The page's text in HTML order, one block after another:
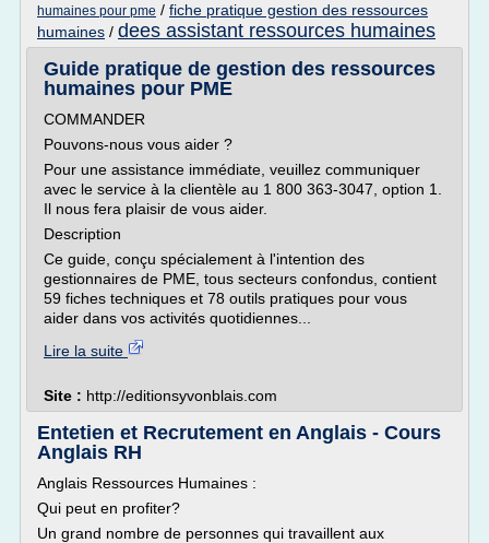
humaines pour pme / fiche pratique gestion des ressources
humaines / dees assistant ressources humaines
Guide pratique de gestion des ressources
humaines pour PME
COMMANDER
Pouvons-nous vous aider ?
Pour une assistance immédiate, veuillez communiquer
avec le service à la clientèle au 1 800 363-3047, option 1.
Il nous fera plaisir de vous aider.
Description
Ce guide, conçu spécialement à l'intention des
gestionnaires de PME, tous secteurs confondus, contient
59 fiches techniques et 78 outils pratiques pour vous
aider dans vos activités quotidiennes...
Lire la suite
Site : http://editionsyvonblais.com
Entetien et Recrutement en Anglais - Cours
Anglais RH
Anglais Ressources Humaines :
Qui peut en profiter?
Un grand nombre de personnes qui travaillent aux